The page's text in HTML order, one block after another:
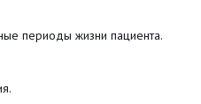
периоды жизни пациента.